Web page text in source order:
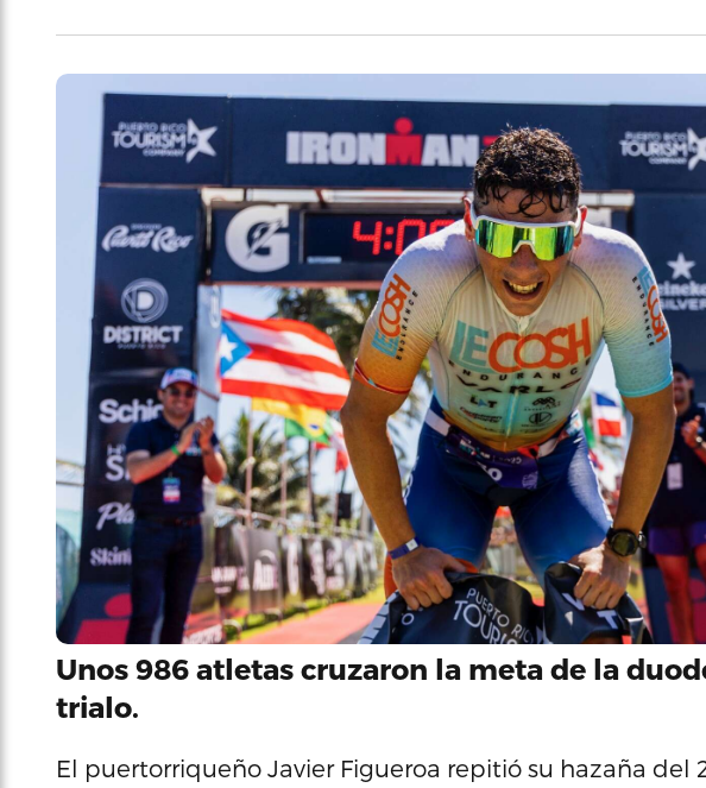
Unos 986 atletas cruzaron la meta de la
trialo.
El puertorriqueño Javier Figueroa repitió su hazaña del